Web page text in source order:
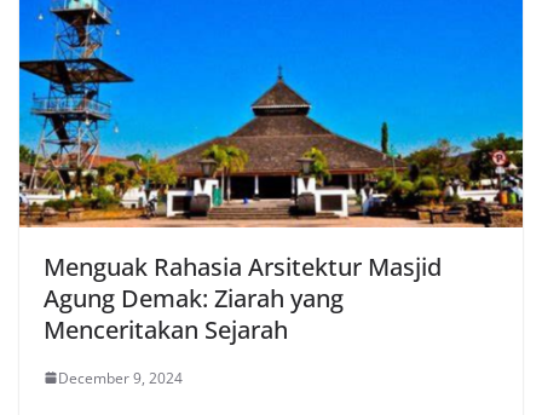
Menguak Rahasia Arsitektur Masjid
Agung Demak: Ziarah yang
Menceritakan Sejarah
December 9, 2024